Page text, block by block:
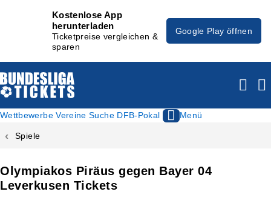
Kostenlose App
herunterladen
Ticketpreise vergleichen &
sparen
Google Play öffnen
Wettbewerbe Vereine Suche DFB-Pokal Menü
Olympiakos Piräus gegen Bayer 04
Leverkusen Tickets
Spiele